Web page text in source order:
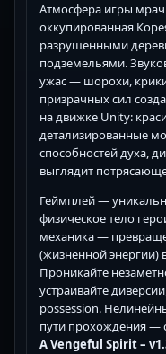
Атмосфера игры
оккупированная
разрушенными
подземельями.
ужас — шорохи,
призрачных сил
на движке Unity:
детализированные
способностей духа,
выглядит
Геймплей —
физическое тело
механика —
(жизненной энергии)
Проникайте
устраивайте
possession.
пути прохождения —
A Vengeful Spirit –